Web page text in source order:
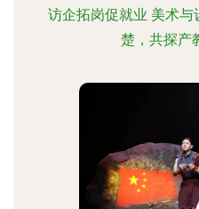
访企拓岗促就业 美术
楚，共探产